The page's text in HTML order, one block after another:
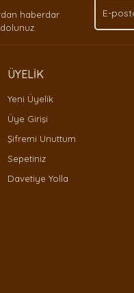
haberdar
ÜYELİK
Yeni Üyelik
Üye Girişi
Şifremi Unuttum
Sepetiniz
Davetiye Yolla